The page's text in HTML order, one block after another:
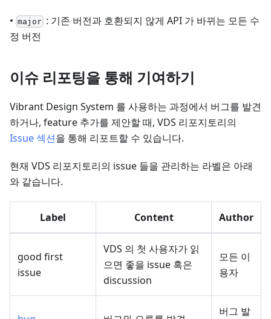
• major : 기존 버전과 호환되지 않게 API 가 바뀌는 모든 수
정 버전
이슈 리포팅을 통해 기여하기
Vibrant Design System 를 사용하는 과정에서 버그를 발견
하거나, feature 추가를 제안할 때, VDS 리포지토리의
Issue 섹션을 통해 리포트할 수 있습니다.
현재 VDS 리포지토리의 issue 들을 관리하는 라벨은 아래
와 같습니다.
Label Content Author
good first
issue
VDS 의 첫 사용자가 읽
으면 좋을 issue 혹은
discussion
모든 이
용자
버그 발